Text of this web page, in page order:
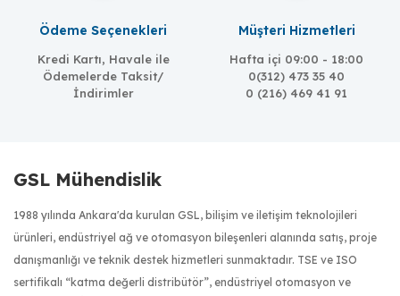
Ödeme Seçenekleri
Kredi Kartı, Havale ile
Ödemelerde Taksit/
İndirimler
Müşteri Hizmetleri
Hafta içi 09:00 - 18:00
0(312) 473 35 40
0 (216) 469 41 91
GSL Mühendislik
1988 yılında Ankara'da kurulan GSL, bilişim ve iletişim teknolojileri
ürünleri, endüstriyel ağ ve otomasyon bileşenleri alanında satış, proje
danışmanlığı ve teknik destek hizmetleri sunmaktadır. TSE ve ISO
sertifikalı “katma değerli distribütör”, endüstriyel otomasyon ve